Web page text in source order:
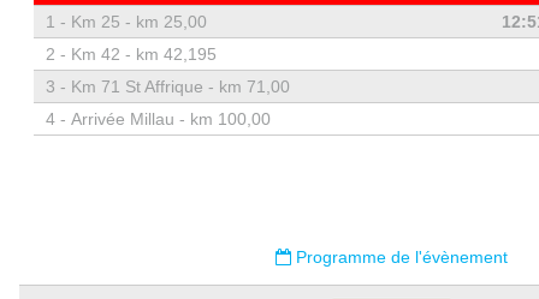
1 - Km 25 - km 25,00
2 - Km 42 - km 42,195
3 - Km 71 St Affrique - km 71,00
4 - Arrivée Millau - km 100,00
Programme de l'évènement